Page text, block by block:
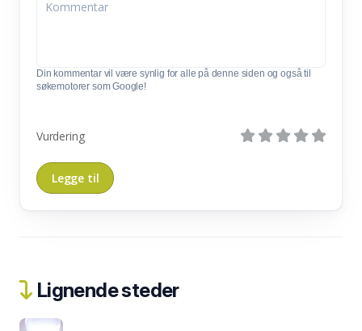
Din kommentar vil være synlig for alle på denne siden og også til
søkemotorer som Google!
Vurdering
Lignende steder